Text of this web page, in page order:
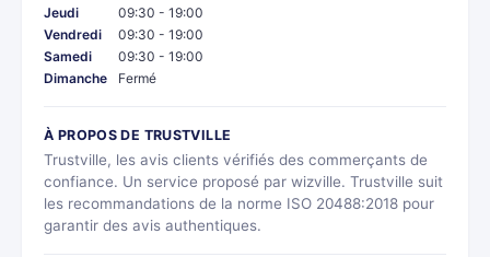
Jeudi
09:30 - 19:00
Vendredi
09:30 - 19:00
Samedi
09:30 - 19:00
Dimanche
Fermé
À PROPOS DE TRUSTVILLE
Trustville, les avis clients vérifiés des commerçants de
confiance. Un service proposé par wizville. Trustville suit
les recommandations de la norme ISO 20488:2018 pour
garantir des avis authentiques.